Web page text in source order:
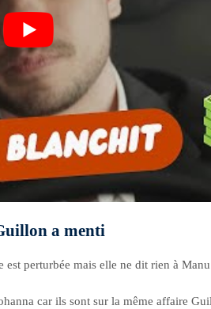
a menti
perturbée mais elle ne dit rien à
car ils sont sur la même affaire